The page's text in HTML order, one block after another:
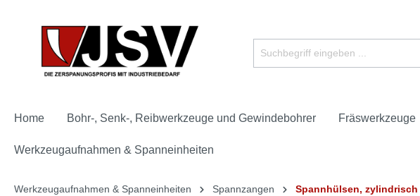
Home Bohr-, Senk-, Reibwerkzeuge und Gewindebohrer Fräswerkzeuge
Werkzeugaufnahmen & Spanneinheiten
Werkzeugaufnahmen & Spanneinheiten Spannzangen Spannhülsen, zylindrisch